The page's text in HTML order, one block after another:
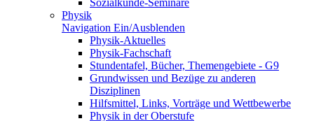
Sozialkunde-Seminare
Physik
Navigation Ein/Ausblenden
Physik-Aktuelles
Physik-Fachschaft
Stundentafel, Bücher, Themengebiete - G9
Grundwissen und Bezüge zu anderen
Disziplinen
Hilfsmittel, Links, Vorträge und Wettbewerbe
Physik in der Oberstufe